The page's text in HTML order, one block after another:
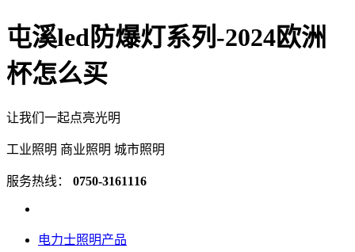
屯溪led防爆灯系列-2024欧洲
杯怎么买
让我们一起点亮光明
工业照明 商业照明 城市照明
服务热线： 0750-3161116
电力士照明产品